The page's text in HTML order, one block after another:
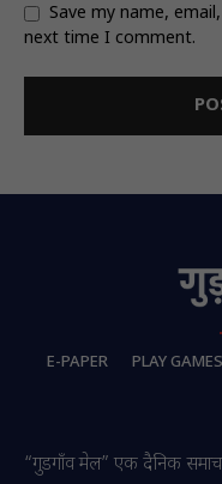
Save my name,
next time I comment.
E-PAPER PLAY GAMES
“गुडगाँव मेल” एक दैनिक